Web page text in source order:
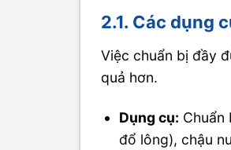
2.1. Các dụng
Việc chuẩn bị đầy
quả hơn.
Dụng cụ: Chuẩn
đổ lông), chậu